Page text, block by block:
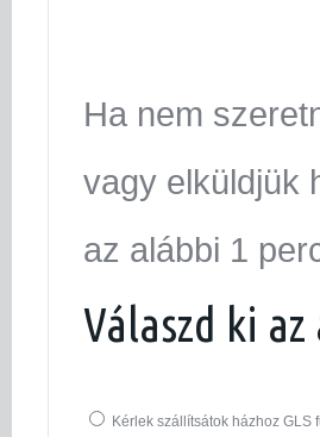
Ha nem
vagy elküldjük
az alábbi 1
Válaszd ki
Kérlek szállítsátok házhoz